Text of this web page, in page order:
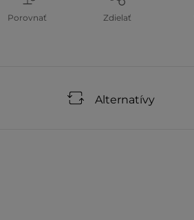
Porovnať Zdielať
Alternatívy